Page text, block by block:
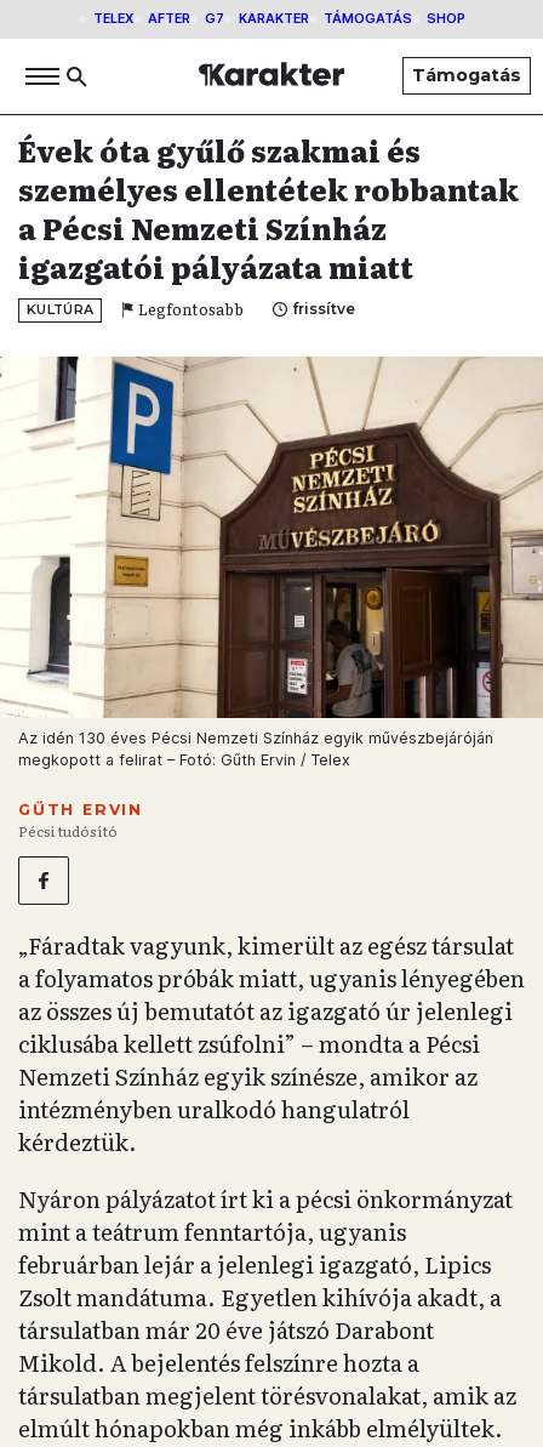
TELEX AFTER G7 KARAKTER TÁMOGATÁS SHOP
Támogatás
Évek óta gyűlő szakmai és
személyes ellentétek robbantak
a Pécsi Nemzeti Színház
igazgatói pályázata miatt
KULTÚRA Legfontosabb frissítve
Az idén 130 éves Pécsi Nemzeti Színház egyik művészbejáróján
megkopott a felirat – Fotó: Gűth Ervin / Telex
GŰTH ERVIN
Pécsi tudósító
„Fáradtak vagyunk, kimerült az egész társulat
a folyamatos próbák miatt, ugyanis lényegében
az összes új bemutatót az igazgató úr jelenlegi
ciklusába kellett zsúfolni” – mondta a Pécsi
Nemzeti Színház egyik színésze, amikor az
intézményben uralkodó hangulatról
kérdeztük.
Nyáron pályázatot írt ki a pécsi önkormányzat
mint a teátrum fenntartója, ugyanis
februárban lejár a jelenlegi igazgató, Lipics
Zsolt mandátuma. Egyetlen kihívója akadt, a
társulatban már 20 éve játszó Darabont
Mikold. A bejelentés felszínre hozta a
társulatban megjelent törésvonalakat, amik az
elmúlt hónapokban még inkább elmélyültek.